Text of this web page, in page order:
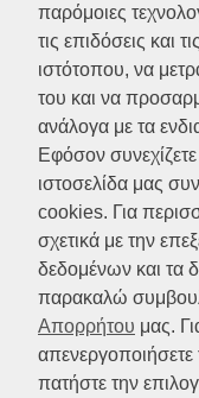
παρόμοιες
τις επιδόσεις και
ιστότοπου, να
του και να
ανάλογα με τα
Εφόσον
ιστοσελίδα μας
cookies. Για
σχετικά με την
δεδομένων και τα
παρακαλώ
Απορρήτου μας.
πατήστε την